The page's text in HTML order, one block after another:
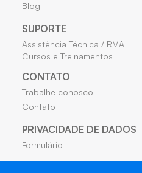
Blog
SUPORTE
Assistência Técnica / RMA
Cursos e Treinamentos
CONTATO
Trabalhe conosco
Contato
PRIVACIDADE DE DADOS
Formulário